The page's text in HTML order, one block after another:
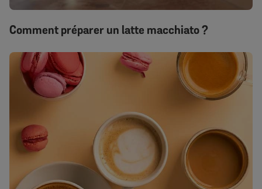
Comment préparer un latte macchiato ?